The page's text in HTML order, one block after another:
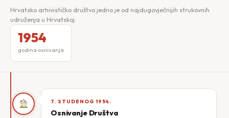
Hrvatsko arhivističko društvo jedno je od najdugovječnijih strukovnih
udruženja u Hrvatskoj.
1954
godina osnivanja
7. STUDENOG 1954.
Osnivanje Društva